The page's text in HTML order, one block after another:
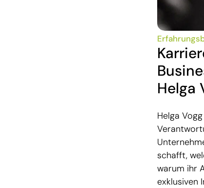
Helga
Helga
schafft,
warum ihr
exklusiven